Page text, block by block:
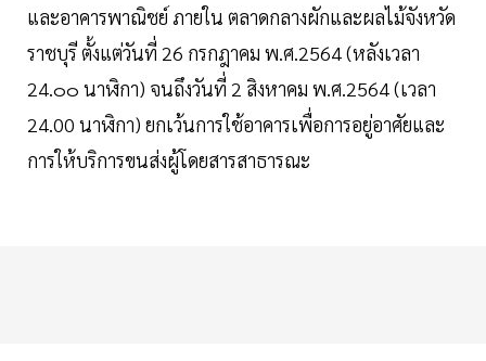
และอาคารพาณิชย์ ภายใน ตลาดกลางผักและผลไม้จังหวัด
ราชบุรี ตั้งแต่วันที่ 26 กรกฎาคม พ.ศ.2564 (หลังเวลา
24.๐๐ นาฬิกา) จนถึงวันที่ 2 สิงหาคม พ.ศ.2564 (เวลา
24.00 นาฬิกา) ยกเว้นการใช้อาคารเพื่อการอยู่อาศัยและ
การให้บริการขนส่งผู้โดยสารสาธารณะ